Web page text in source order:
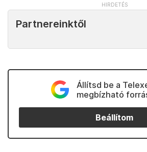
Partnereinktől
Állítsd be a
megbízható
Beállítom